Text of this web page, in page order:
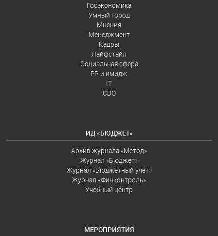
Госэкономика
Умный город
Мнения
Менеджмент
Кадры
Лайфстайл
Социальная сфера
PR и имидж
IT
CDO
ИД «БЮДЖЕТ»
Архив журнала «Метод»
Журнал «Бюджет»
Журнал «Бюджетный учет»
Журнал «Финконтроль»
Учебный центр
МЕРОПРИЯТИЯ